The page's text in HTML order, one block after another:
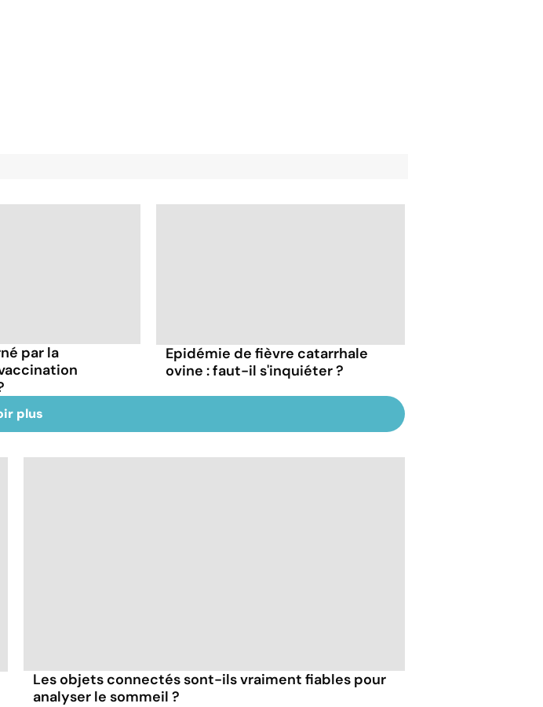
par la
Epidémie de fièvre catarrhale
ovine : faut-il s'inquiéter ?
plus
Les objets connectés sont-ils vraiment fiables pour
analyser le sommeil ?